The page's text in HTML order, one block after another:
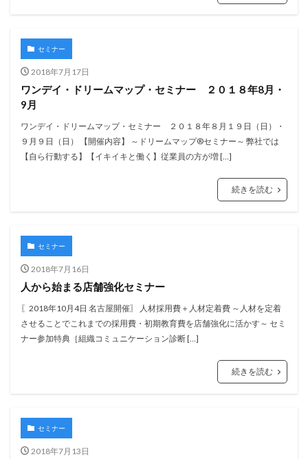
セミナー
2018年7月17日
ワンデイ・ドリームマップ・セミナー ２０１８年8月・
9月
ワンデイ・ドリームマップ・セミナー ２０１８年８月１９日（日）・
９月９日（日） 【開催内容】 ～ドリームマップ®セミナー～ 弊社では
【自ら行動する】【イキイキと働く】従業員の方が増 […]
続きを読む
セミナー
2018年7月16日
人から始まる店舗強化セミナー
〖2018年10月4日 名古屋開催〗 人材採用費＋人材定着費 ～人材を定着
させることでこれまでの採用費・初期教育費を店舗強化に活かす～ セミ
ナー参加特典［組織コミュニケーション診断 […]
続きを読む
セミナー
2018年7月13日